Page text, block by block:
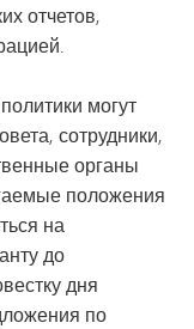
отчетов,
могут
сотрудники,
органы
положения
на
до
дня
по